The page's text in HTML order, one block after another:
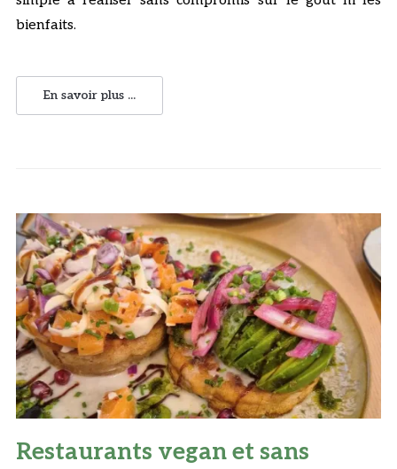
bienfaits.
En savoir plus ...
Restaurants vegan et sans